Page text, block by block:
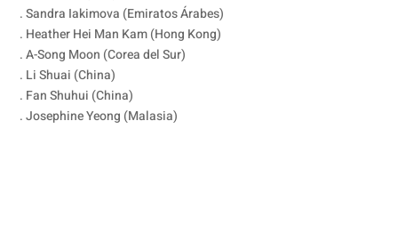
. Sandra Iakimova (Emiratos Árabes)
. Heather Hei Man Kam (Hong Kong)
. A-Song Moon (Corea del Sur)
. Li Shuai (China)
. Fan Shuhui (China)
. Josephine Yeong (Malasia)